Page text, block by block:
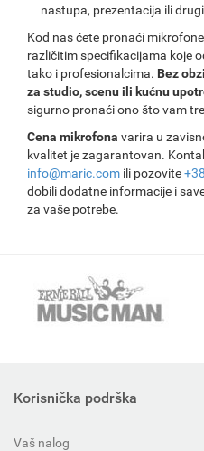
nastupa, prezentacija ili
Kod nas ćete pronaći
različitim specifikacijama koje
tako i profesionalcima. Bez
za studio, scenu ili kućnu
sigurno pronaći ono što vam
Cena mikrofona varira u
kvalitet je zagarantovan.
info@maric.com ili pozovite
dobili dodatne informacije i
za vaše potrebe.
Korisnička podrška
Vaš nalog